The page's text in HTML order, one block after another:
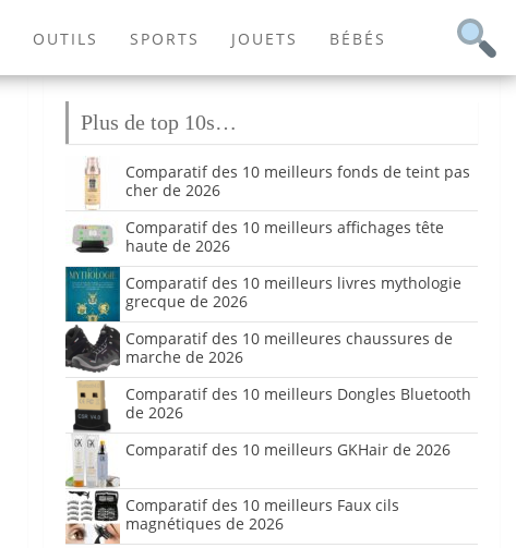
OUTILS SPORTS JOUETS BÉBÉS
Plus de top 10s…
Comparatif des 10 meilleurs fonds de teint pas
cher de 2026
Comparatif des 10 meilleurs affichages tête
haute de 2026
Comparatif des 10 meilleurs livres mythologie
grecque de 2026
Comparatif des 10 meilleures chaussures de
marche de 2026
Comparatif des 10 meilleurs Dongles Bluetooth
de 2026
Comparatif des 10 meilleurs GKHair de 2026
Comparatif des 10 meilleurs Faux cils
magnétiques de 2026